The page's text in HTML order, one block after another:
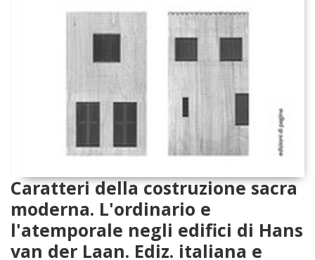
Caratteri della costruzione sacra
moderna. L'ordinario e
l'atemporale negli edifici di Hans
van der Laan. Ediz. italiana e